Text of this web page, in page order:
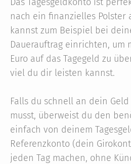
nach ein finanzielles Polster
kannst zum Beispiel bei
Dauerauftrag einrichten, um
Euro auf das Tagegeld zu
viel du dir leisten kannst.
Falls du schnell an dein
musst, überweist du den
einfach von deinem
Referenzkonto (dein
jeden Tag machen, ohne